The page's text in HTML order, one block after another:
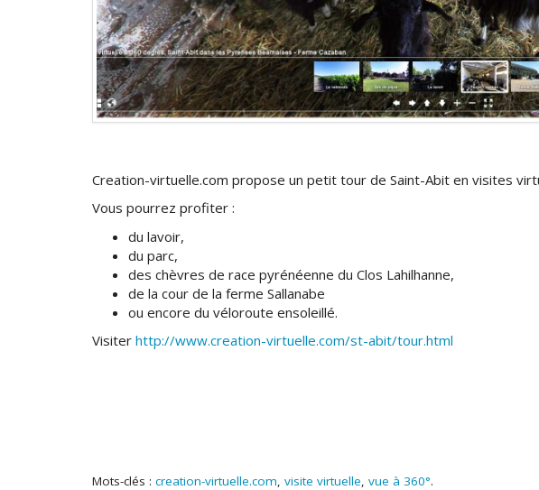
Creation-virtuelle.com propose un petit tour de Saint-Abit en visites
Vous pourrez profiter :
du lavoir,
du parc,
des chèvres de race pyrénéenne du Clos Lahilhanne,
de la cour de la ferme Sallanabe
ou encore du véloroute ensoleillé.
Visiter http://www.creation-virtuelle.com/st-abit/tour.html
Mots-clés : creation-virtuelle.com visite virtuelle vue à 360°.